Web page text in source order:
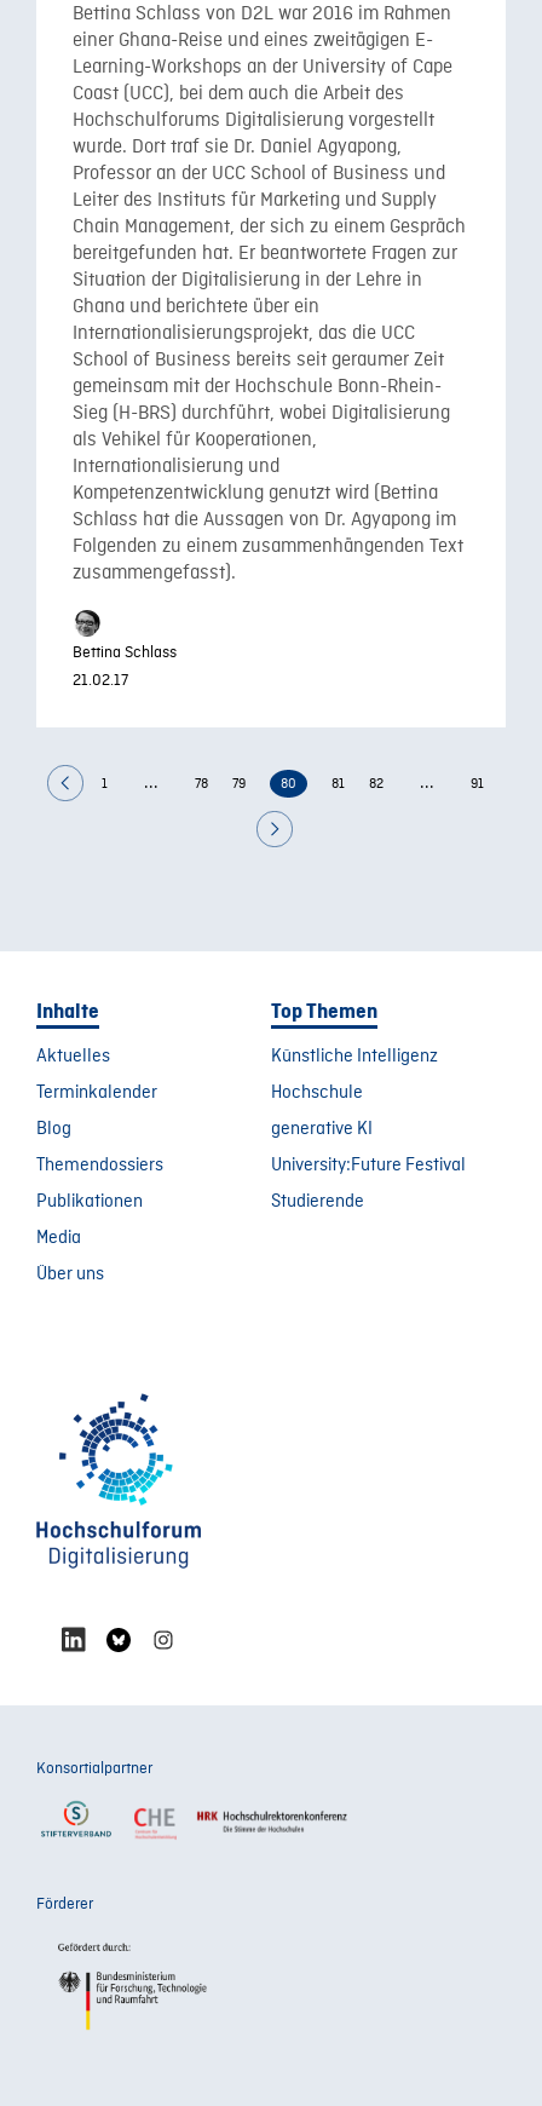
Bettina Schlass von D2L war 2016 im Rahmen
einer Ghana-Reise und eines zweitägigen E-
Learning-Workshops an der University of Cape
Coast (UCC), bei dem auch die Arbeit des
Hochschulforums Digitalisierung vorgestellt
wurde. Dort traf sie Dr. Daniel Agyapong,
Professor an der UCC School of Business und
Leiter des Instituts für Marketing und Supply
Chain Management, der sich zu einem Gespräch
bereitgefunden hat. Er beantwortete Fragen zur
Situation der Digitalisierung in der Lehre in
Ghana und berichtete über ein
Internationalisierungsprojekt, das die UCC
School of Business bereits seit geraumer Zeit
gemeinsam mit der Hochschule Bonn-Rhein-
Sieg (H-BRS) durchführt, wobei Digitalisierung
als Vehikel für Kooperationen,
Internationalisierung und
Kompetenzentwicklung genutzt wird (Bettina
Schlass hat die Aussagen von Dr. Agyapong im
Folgenden zu einem zusammenhängenden Text
zusammengefasst).
Bettina Schlass
21.02.17
1 ... 78 79 80 81 82 ... 91
Inhalte
Aktuelles
Terminkalender
Blog
Themendossiers
Publikationen
Media
Über uns
Top Themen
Künstliche Intelligenz
Hochschule
generative KI
University:Future Festival
Studierende
Konsortialpartner
Förderer